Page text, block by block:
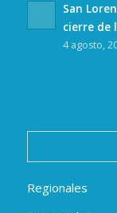
San
cierre de
4 agosto,
Regionales